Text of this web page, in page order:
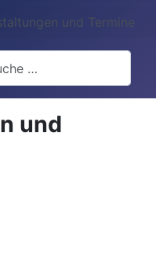
und Termine
und